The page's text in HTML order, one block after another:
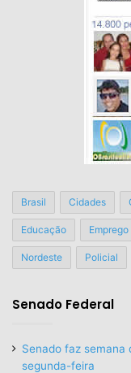
Brasil Cidades
Educação Emprego
Nordeste Policial
Senado Federal
Senado faz
segunda-feira